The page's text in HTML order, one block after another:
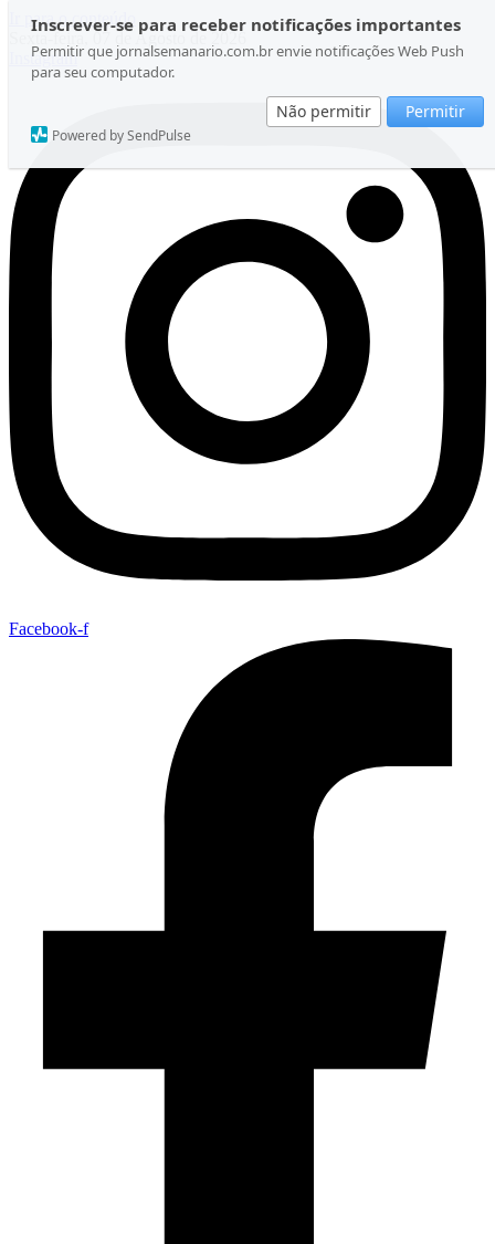
Inscrever-se para receber notificações importantes
Permitir que jornalsemanario.com.br envie notificações Web Push
para seu computador.
Não permitir Permitir
Powered by SendPulse
Ir para o conteúdo
Sexta-feira, 07 de Agosto de 2026
Instagram
Facebook-f